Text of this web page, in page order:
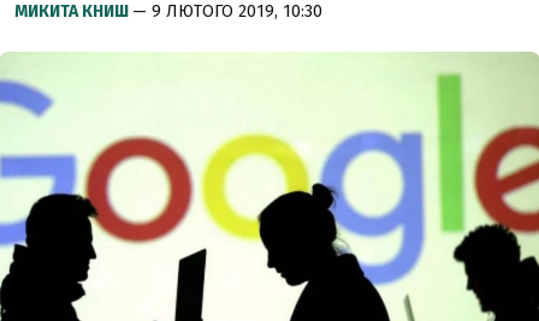
МИКИТА КНИШ — 9 ЛЮТОГО 2019, 10:30